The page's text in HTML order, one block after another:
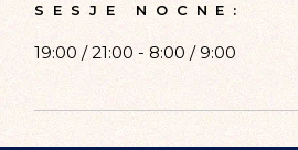
SESJE NOCNE:
19:00 / 21:00 - 8:00 / 9:00